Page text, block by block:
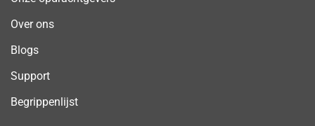
Over ons
Blogs
Support
Begrippenlijst